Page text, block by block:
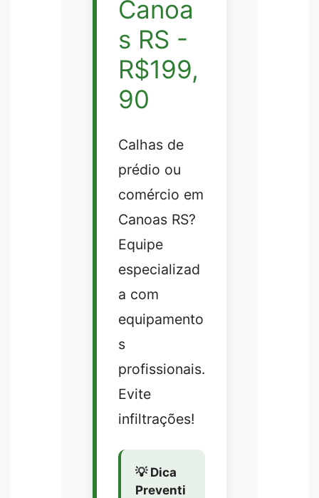
Canoa
s RS -
R$199,
90
Calhas de
prédio ou
comércio em
Canoas RS?
Equipe
especializad
a com
equipamento
s
profissionais.
Evite
infiltrações!
💡 Dica
Preventi